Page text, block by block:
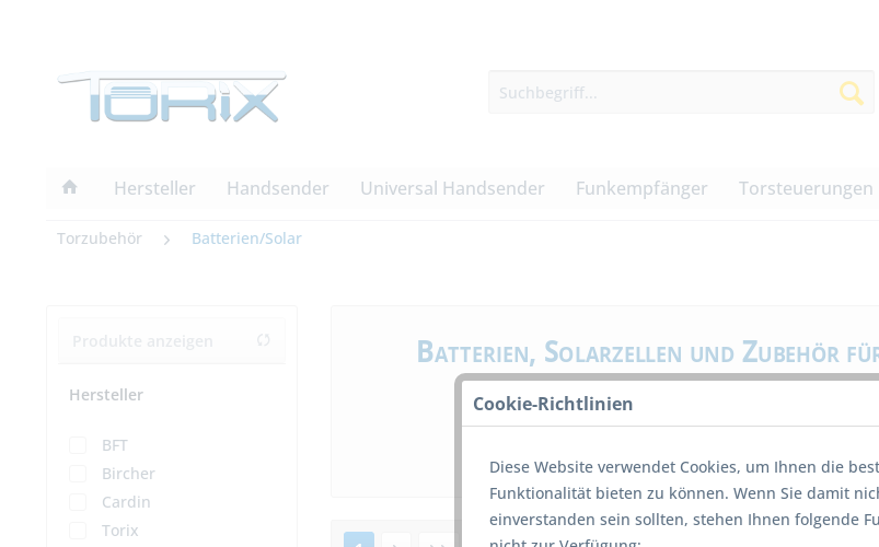
Hersteller Handsender Universal Handsender Funkempfänger Torsteuerungen
Torzubehör Batterien/Solar
Hersteller
BFT
Bircher
Cardin
Torix
Batterien, Solarzellen und Zubehör
Batterien für Handsender
Solarzellen für netzunabhängige
Cookie-Richtlinien
Diese Website verwendet Cookies, um Ihnen die
Funktionalität bieten zu können. Wenn Sie damit
einverstanden sein sollten, stehen Ihnen folgende